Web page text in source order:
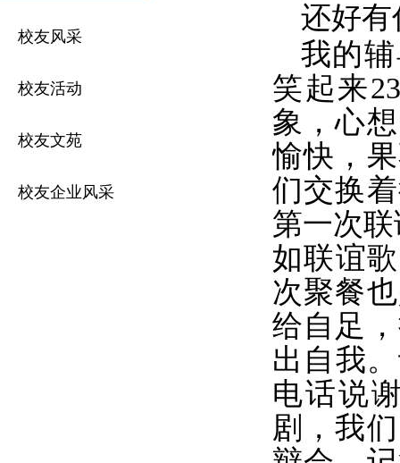
校友风采
校友活动
校友文苑
校友企业风采
还好有
我的
笑起来
象，心
愉快，
们交换
第一次
如联谊
次聚餐
给自足
出自我
电话说
剧，我